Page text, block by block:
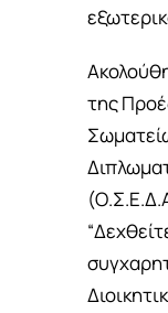
της